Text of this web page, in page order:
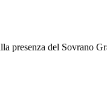
del Sovrano